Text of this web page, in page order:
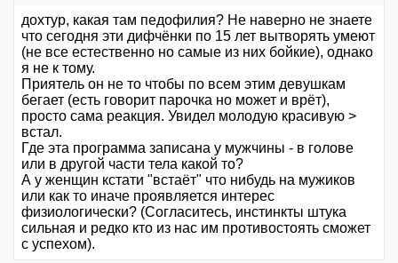
дохтур, какая там педофилия? Не наверно не знаете
что сегодня эти дифчёнки по 15 лет вытворять умеют
(не все естественно но самые из них бойкие), однако
я не к тому.
Приятель он не то чтобы по всем этим девушкам
бегает (есть говорит парочка но может и врёт),
просто сама реакция. Увидел молодую красивую >
встал.
Где эта программа записана у мужчины - в голове
или в другой части тела какой то?
А у женщин кстати "встаёт" что нибудь на мужиков
или как то иначе проявляется интерес
физиологически? (Согласитесь, инстинкты штука
сильная и редко кто из нас им противостоять сможет
с успехом).